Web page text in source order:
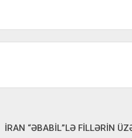
İRAN “ƏBABİL”LƏ FİLLƏRİN